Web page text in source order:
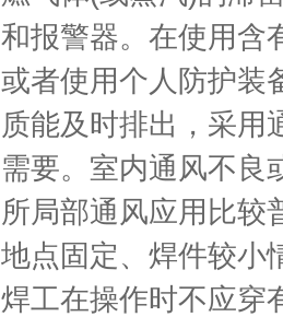
和报警器。在使用含
或者使用个人防护装
质能及时排出，采用
需要。室内通风不良
所局部通风应用比较
地点固定、焊件较小
焊工在操作时不应穿